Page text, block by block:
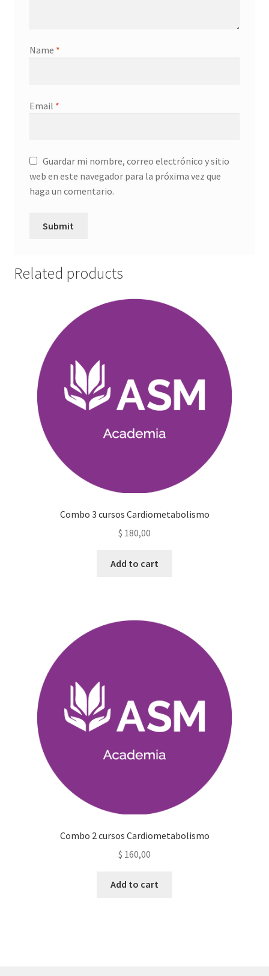
Name *
Email *
Guardar mi nombre, correo electrónico y sitio
web en este navegador para la próxima vez que
haga un comentario.
Related products
Combo 3 cursos Cardiometabolismo
$ 180,00
Add to cart
Combo 2 cursos Cardiometabolismo
$ 160,00
Add to cart